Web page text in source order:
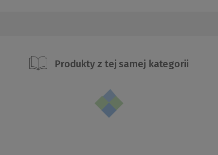
Produkty z tej samej kategorii